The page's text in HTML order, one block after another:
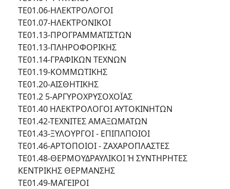
ΤΕ01.06-ΗΛΕΚΤΡΟΛΟΓΟΙ
ΤΕ01.07-ΗΛΕΚΤΡΟΝΙΚΟΙ
ΤΕ01.13-ΠΡΟΓΡΑΜΜΑΤΙΣΤΩΝ
ΤΕ01.13-ΠΛΗΡΟΦΟΡΙΚΗΣ
ΤΕ01.14-ΓΡΑΦΙΚΩΝ ΤΕΧΝΩΝ
ΤΕ01.19-ΚΟΜΜΩΤΙΚΗΣ
ΤΕ01.20-ΑΙΣΘΗΤΙΚΗΣ
ΤΕ01.2 5-ΑΡΓΥΡΟΧΡΥΣΟΧΟΪΑΣ
ΤΕ01.40 ΗΛΕΚΤΡΟΛΟΓΟΙ ΑΥΤΟΚΙΝΗΤΩΝ
ΤΕ01.42-ΤΕΧΝΙΤΕΣ ΑΜΑΞΩΜΑΤΩΝ
ΤΕ01.43-ΞΥΛΟΥΡΓΟΙ - ΕΠΙΠΛΠΟΙΟΙ
ΤΕ01.46-ΑΡΤΟΠΟΙΟΙ - ΖΑΧΑΡΟΠΛΑΣΤΕΣ
ΤΕ01.48-ΘΕΡΜΟΥΔΡΑΥΛΙΚΟΙ Ή ΣΥΝΤΗΡΗΤΕΣ
ΚΕΝΤΡΙΚΗΣ ΘΕΡΜΑΝΣΗΣ
ΤΕ01.49-ΜΑΓΕΙΡΟΙ